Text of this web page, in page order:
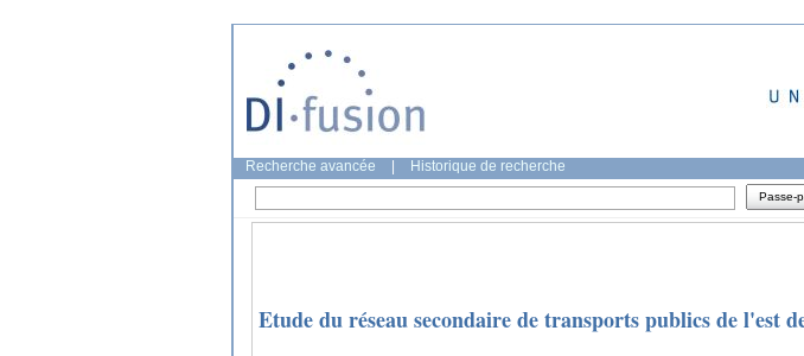
Recherche avancée Historique de recherche
Passe-
Etude du réseau secondaire de transports publics de l'est